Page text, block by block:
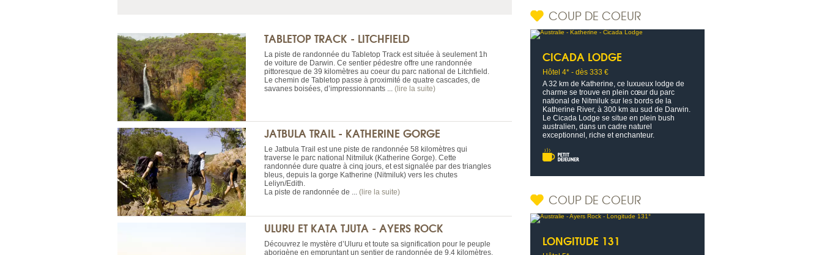
TABLETOP TRACK - LITCHFIELD
La piste de randonnée du Tabletop Track est située à seulement 1h
de voiture de Darwin. Ce sentier pédestre offre une randonnée
pittoresque de 39 kilomètres au coeur du parc national de Litchfield.
Le chemin de Tabletop passe à proximité de quatre cascades, de
savanes boisées, d’impressionnants ... (lire la suite)
JATBULA TRAIL - KATHERINE GORGE
Le Jatbula Trail est une piste de randonnée 58 kilomètres qui
traverse le parc national Nitmiluk (Katherine Gorge). Cette
randonnée dure quatre à cinq jours, et est signalée par des triangles
bleus, depuis la gorge Katherine (Nitmiluk) vers les chutes
Leliyn/Edith.
La piste de randonnée de ... (lire la suite)
ULURU ET KATA TJUTA - AYERS ROCK
Découvrez le mystère d’Uluru et toute sa signification pour le peuple
aborigène en empruntant un sentier de randonnée de 9,4 kilomètres.
COUP DE COEUR
CICADA LODGE
Hôtel 4* - dès 333 €
A 32 km de Katherine, ce luxueux lodge de
charme se trouve en plein cœur du parc
national de Nitmiluk sur les bords de la
Katherine River, à 300 km au sud de Darwin.
Le Cicada Lodge se situe en plein bush
australien, dans un cadre naturel
exceptionnel, riche et enchanteur.
COUP DE COEUR
LONGITUDE 131